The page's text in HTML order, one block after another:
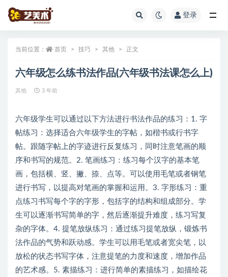
登录
当前位置： 首页 技巧 其他 正文
六年级怎么练书法作品(六年级书法课怎么上)
其他 3 年前
六年级学生可以通过以下方法进行书法作品的练习：1. 字
帖练习：选择适合六年级学生的字帖，如楷书或行书字
帖。跟随字帖上的字迹进行反复练习，同时注意笔画的顺
序和书写的规范。2. 笔画练习：练习每个汉字的基本笔
画，包括横、竖、撇、捺、点等。可以使用毛笔或者钢笔
进行书写，以提高对笔画的掌握和运用。3. 字形练习：重
点练习书写每个字的字形，包括字的结构和组成部分。学
生可以逐渐书写简单的字，然后逐渐提升难度，练习写复
杂的字体。4. 提笔放纵练习：通过练习提笔放纵，锻炼书
法作品的气势和跃动感。学生可以用毛笔或者宽尖笔，以
放松的状态书写字体，注意提笔的力度和速度，增加作品
的艺术感。5. 素描练习：进行简单的素描练习，如描绘花